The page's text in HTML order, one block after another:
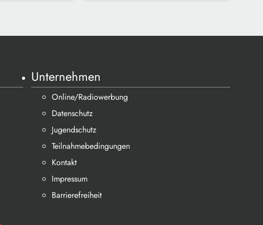
Unternehmen
Online/Radiowerbung
Datenschutz
Jugendschutz
Teilnahmebedingungen
Kontakt
Impressum
Barrierefreiheit